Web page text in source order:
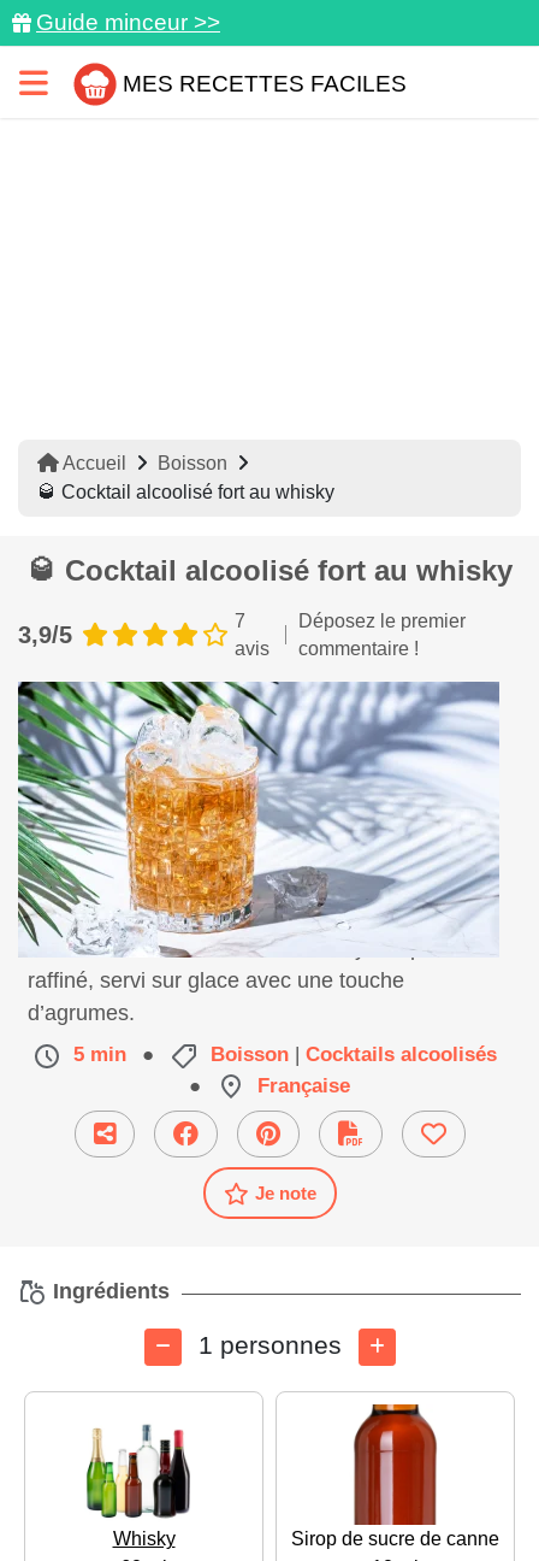
Guide minceur >>
MES RECETTES FACILES
Accueil
Boisson
🥃 Cocktail alcoolisé fort au whisky
🥃 Cocktail alcoolisé fort au whisky
3,9/5
7
avis
Déposez le premier
commentaire !
Savourez un cocktail fort au whisky, simple et
raffiné, servi sur glace avec une touche
d’agrumes.
5 min ● Boisson | Cocktails alcoolisés
●
Française
Je note
Ingrédients
1 personnes
Whisky
Sirop de sucre de canne